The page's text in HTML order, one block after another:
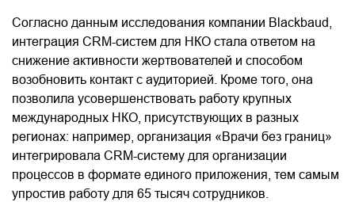
Согласно данным исследования компании Blackbaud,
интеграция CRM-систем для НКО стала ответом на
снижение активности жертвователей и способом
возобновить контакт с аудиторией. Кроме того, она
позволила усовершенствовать работу крупных
международных НКО, присутствующих в разных
регионах: например, организация «Врачи без границ»
интегрировала CRM-систему для организации
процессов в формате единого приложения, тем самым
упростив работу для 65 тысяч сотрудников.